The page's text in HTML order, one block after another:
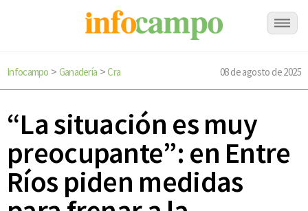
Infocampo > Ganadería >Cra 08 de agosto de 2025
“La situación es muy
preocupante”: en Entre
Ríos piden medidas